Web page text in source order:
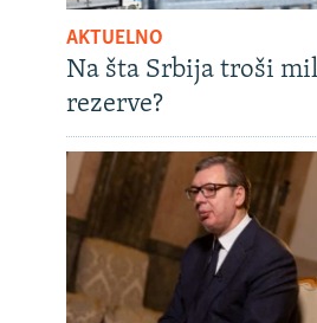
AKTUELNO
Na šta Srbija troši
rezerve?